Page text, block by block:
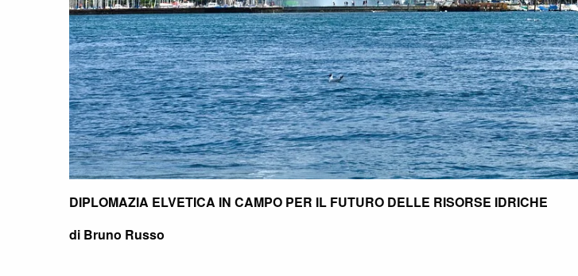
DIPLOMAZIA ELVETICA IN CAMPO PER IL FUTURO DELLE RISORSE IDRICHE
di Bruno Russo